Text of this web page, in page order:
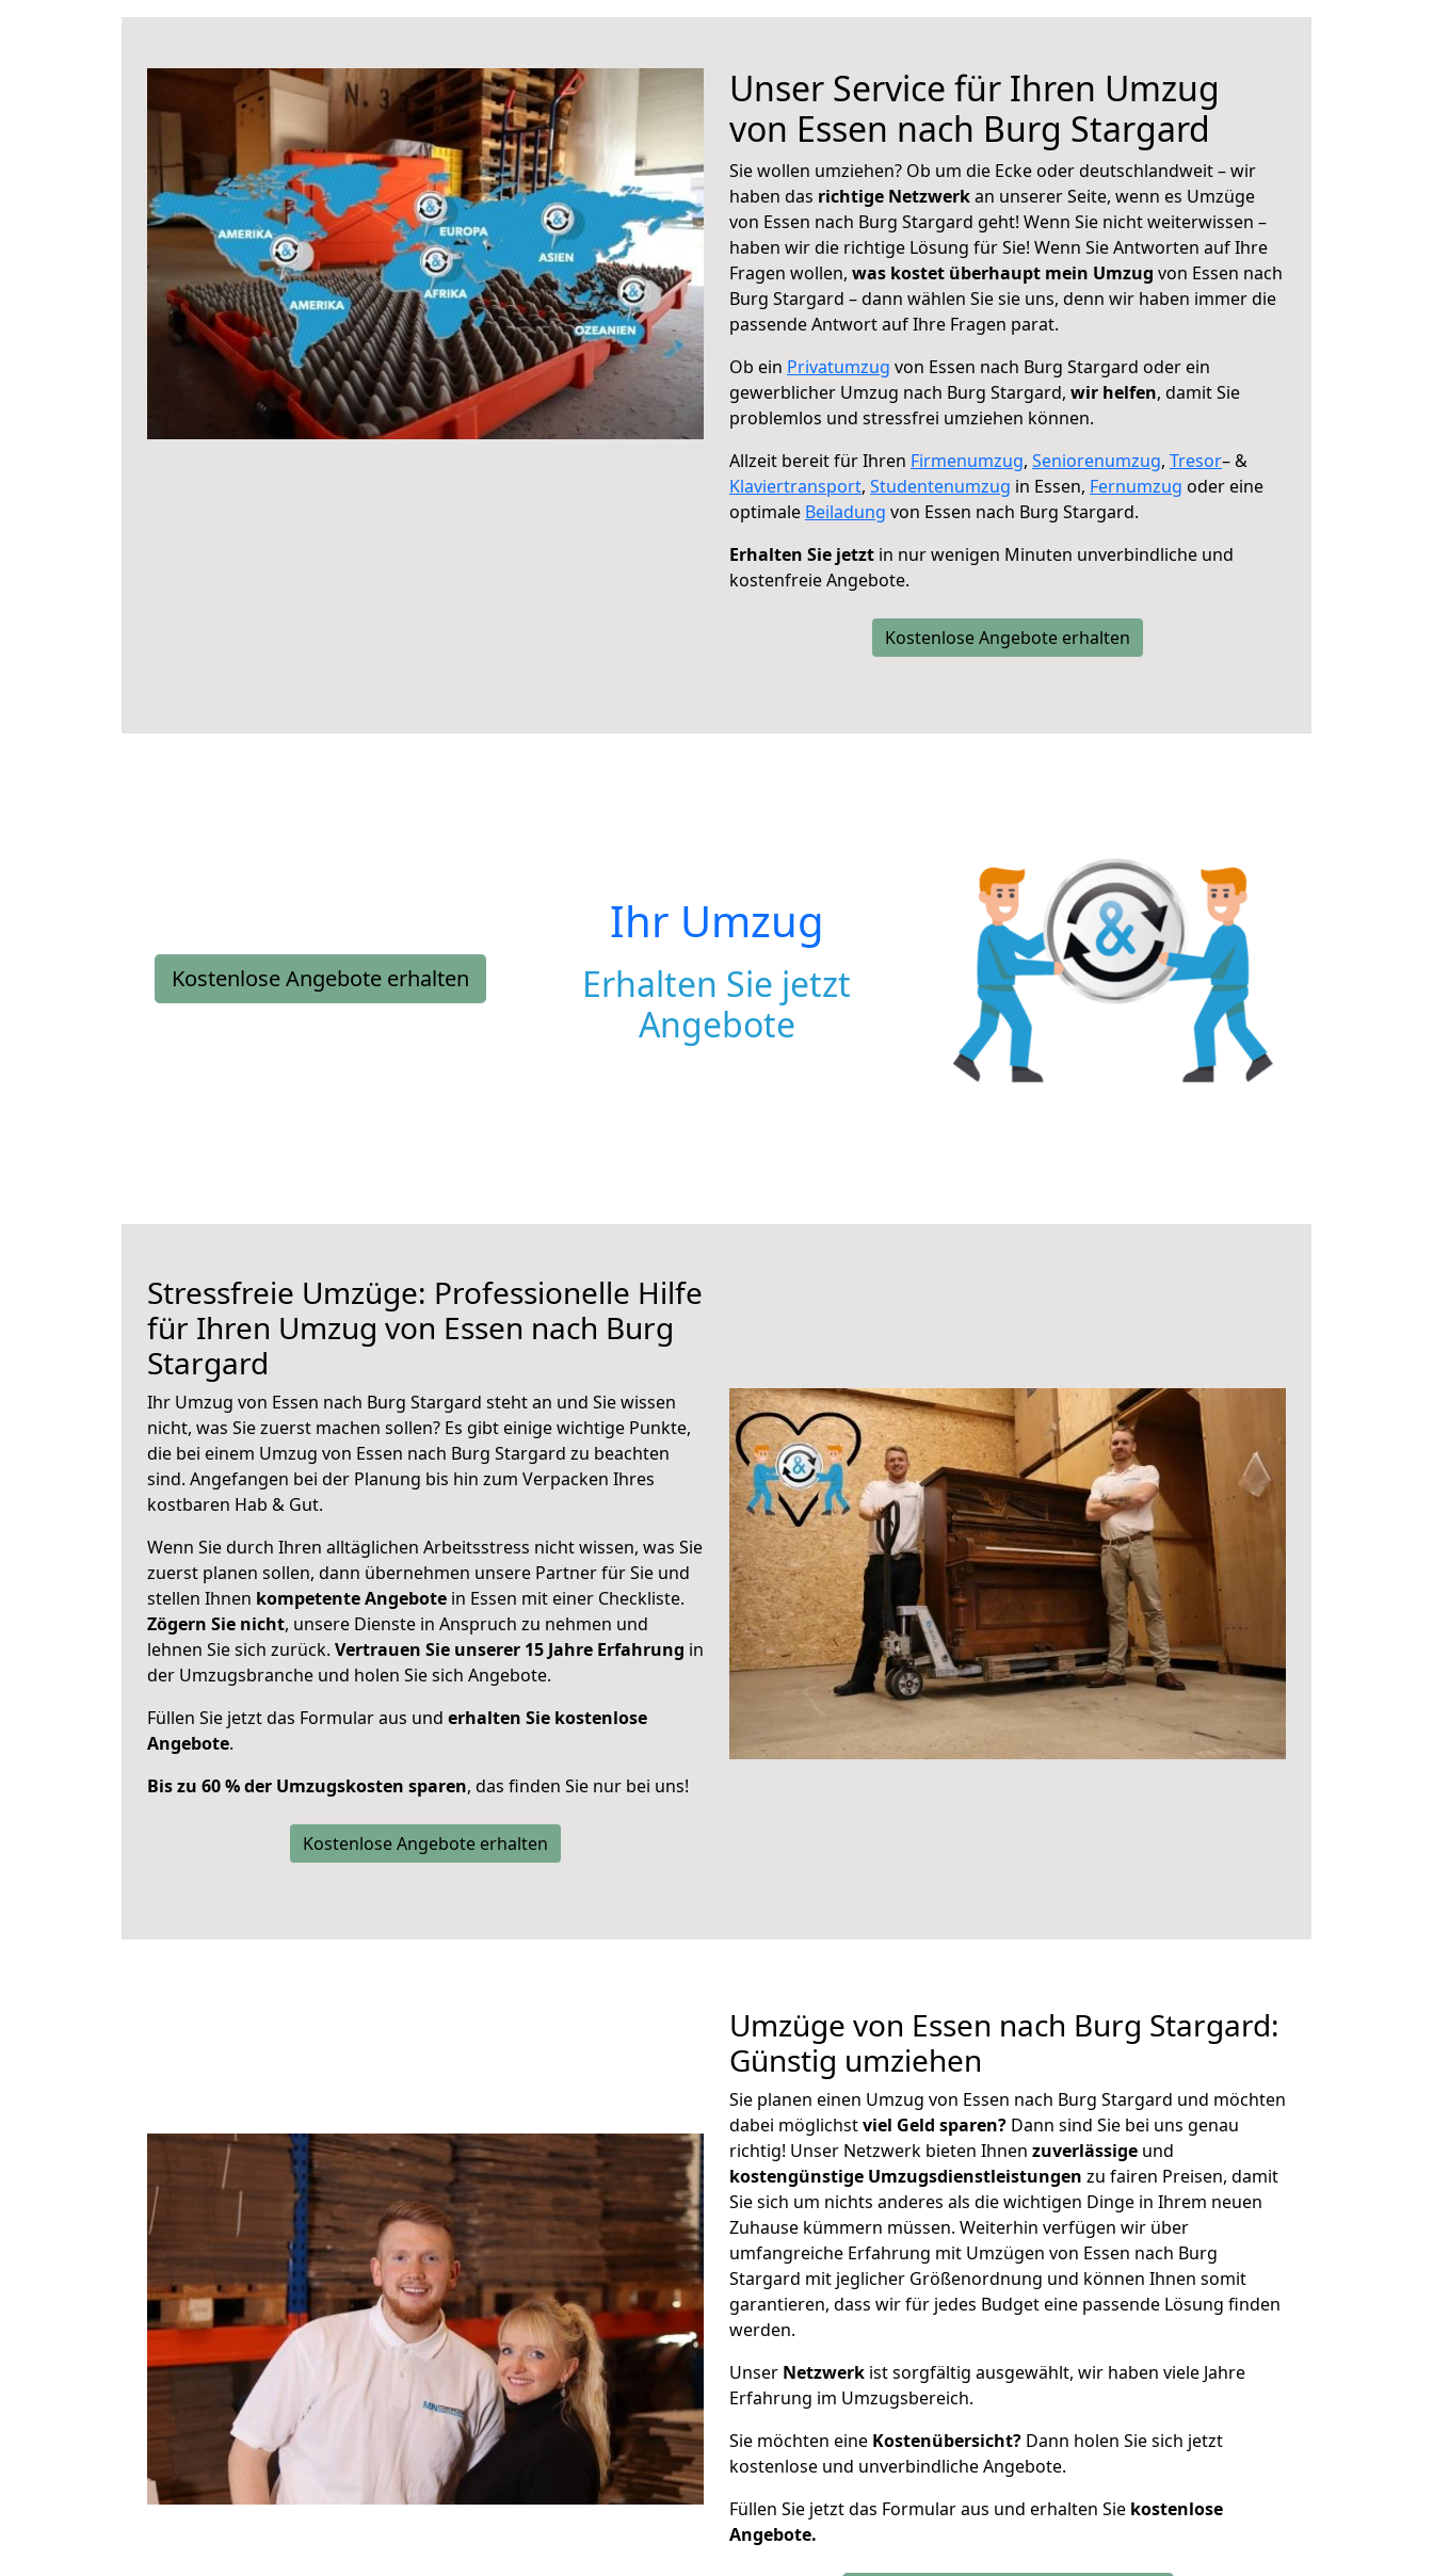
Unser Service für Ihren Umzug
von Essen nach Burg Stargard
Sie wollen umziehen? Ob um die Ecke oder deutschlandweit – wir
haben das richtige Netzwerkan unserer Seite, wenn es Umzüge
von Essen nach Burg Stargard geht! Wenn Sie nicht weiterwissen –
haben wir die richtige Lösung für Sie! Wenn Sie Antworten auf Ihre
Fragen wollen, was kostet überhaupt mein Umzug von Essen nach
Burg Stargard – dann wählen Sie sie uns, denn wir haben immer die
passende Antwort auf Ihre Fragen parat.
Ob ein Privatumzug von Essen nach Burg Stargard oder ein
gewerblicher Umzug nach Burg Stargard, wir helfen, damit Sie
problemlos und stressfrei umziehen können.
Allzeit bereit für Ihren Firmenumzug, Seniorenumzug, Tresor– &
Klaviertransport, Studentenumzug in Essen, Fernumzug oder eine
optimale Beiladung von Essen nach Burg Stargard.
Erhalten Sie jetzt in nur wenigen Minuten unverbindliche und
kostenfreie Angebote.
Kostenlose Angebote erhalten
Kostenlose Angebote erhalten
Ihr Umzug
Erhalten Sie jetzt
Angebote
Stressfreie Umzüge: Professionelle Hilfe
für Ihren Umzug von Essen nach Burg
Stargard
Ihr Umzug von Essen nach Burg Stargard steht an und Sie wissen
nicht, was Sie zuerst machen sollen? Es gibt einige wichtige Punkte,
die bei einem Umzug von Essen nach Burg Stargard zu beachten
sind. Angefangen bei der Planung bis hin zum Verpacken Ihres
kostbaren Hab & Gut.
Wenn Sie durch Ihren alltäglichen Arbeitsstress nicht wissen, was Sie
zuerst planen sollen, dann übernehmen unsere Partner für Sie und
stellen Ihnen kompetente Angebote in Essen mit einer Checkliste.
Zögern Sie nicht, unsere Dienste in Anspruch zu nehmen und
lehnen Sie sich zurück. Vertrauen Sie unserer 15 Jahre Erfahrung in
der Umzugsbranche und holen Sie sich Angebote.
Füllen Sie jetzt das Formular aus und erhalten Sie kostenlose
Angebote.
Bis zu 60 % der Umzugskosten sparen, das finden Sie nur bei uns!
Kostenlose Angebote erhalten
Umzüge von Essen nach Burg Stargard:
Günstig umziehen
Sie planen einen Umzug von Essen nach Burg Stargard und möchten
dabei möglichstviel Geld sparen? Dann sind Sie bei uns genau
richtig! Unser Netzwerk bieten Ihnen zuverlässige und
kostengünstige Umzugsdienstleistungen zu fairen Preisen, damit
Sie sich um nichts anderes als die wichtigen Dinge in Ihrem neuen
Zuhause kümmern müssen. Weiterhin verfügen wir über
umfangreiche Erfahrung mit Umzügen von Essen nach Burg
Stargard mit jeglicher Größenordnung und können Ihnen somit
garantieren, dass wir für jedes Budget eine passende Lösung finden
werden.
Unser Netzwerk ist sorgfältig ausgewählt, wir haben viele Jahre
Erfahrung im Umzugsbereich.
Sie möchten eine Kostenübersicht? Dann holen Sie sich jetzt
kostenlose und unverbindliche Angebote.
Füllen Sie jetzt das Formular aus und erhalten Sie kostenlose
Angebote.